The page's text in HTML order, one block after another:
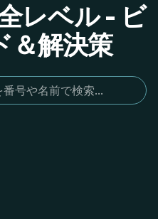
レベル - ビ
＆解決策